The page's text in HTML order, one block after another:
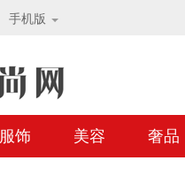
手机版
服饰 美容 奢品